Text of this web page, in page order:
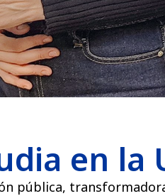
en la
pública,